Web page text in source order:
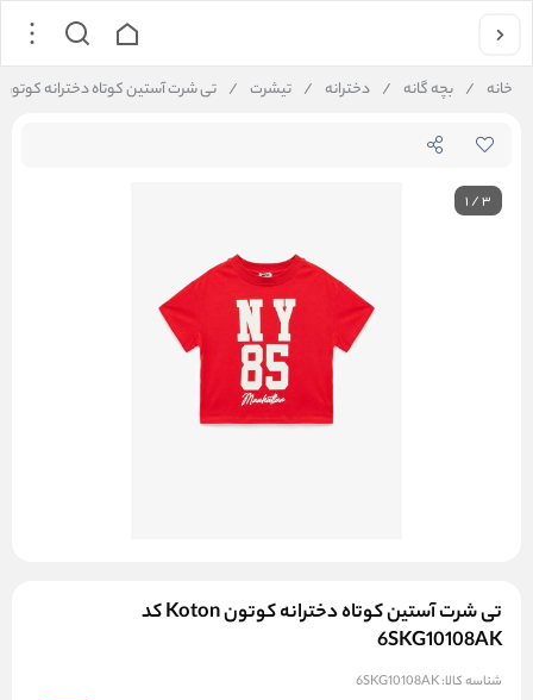
خانه / بچه گانه / دخترانه / تیشرت / تی شرت آستین کوتاه دخترانه کوتون Koton کد 6SKG10108AK
1/3
تی شرت آستین کوتاه دخترانه کوتون Koton کد
6SKG10108AK
شناسه کالا:6SKG10108AK